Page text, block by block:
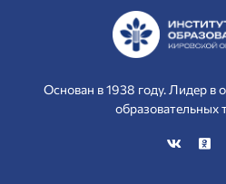
Основан в 1938 году. Лидер в
образовательных